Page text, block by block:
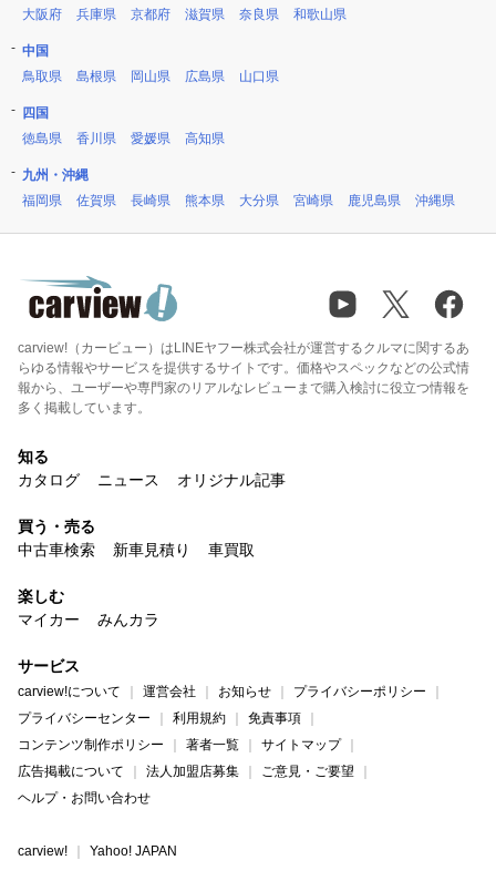
大阪府
兵庫県 京都府 滋賀県 奈良県 和歌山県
中国
鳥取県
島根県 岡山県 広島県 山口県
四国
徳島県
香川県 愛媛県 高知県
九州・沖縄
福岡県
佐賀県 長崎県 熊本県 大分県 宮崎県 鹿児島県 沖縄県
carview!（カービュー）はLINEヤフー株式会社が運営するクルマに関するあ
らゆる情報やサービスを提供するサイトです。価格やスペックなどの公式情
報から、ユーザーや専門家のリアルなレビューまで購入検討に役立つ情報を
多く掲載しています。
知る
カタログ
ニュース オリジナル記事
買う・売る
中古車検索
新車見積り 車買取
楽しむ
マイカー
みんカラ
サービス
carview!について 運営会社 お知らせ
プライバシーポリシー
プライバシーセンター
利用規約
免責事項
コンテンツ制作ポリシー
著者一覧
サイトマップ
広告掲載について
法人加盟店募集
ご意見・ご要望
ヘルプ・お問い合わせ
carview! Yahoo! JAPAN